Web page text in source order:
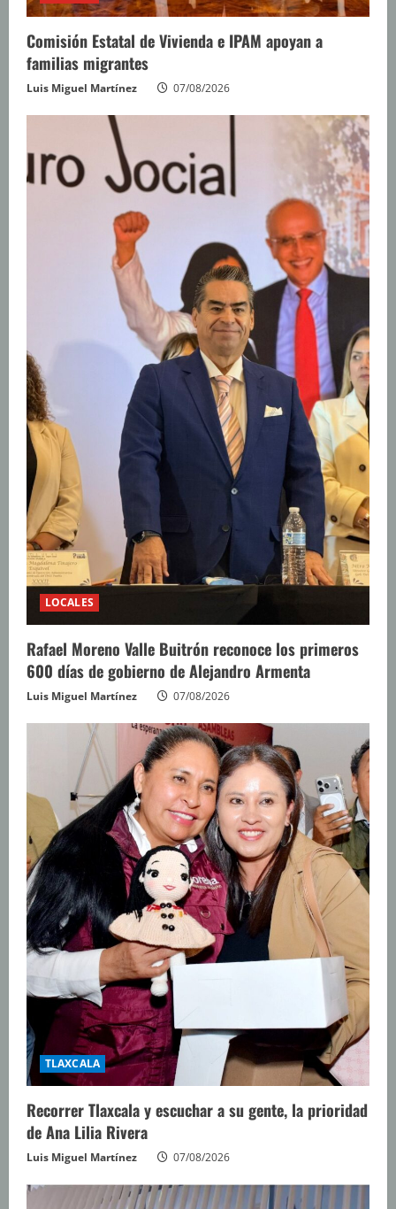
Comisión Estatal de Vivienda e IPAM apoyan a
familias migrantes
Luis Miguel Martínez 07/08/2026
LOCALES
Rafael Moreno Valle Buitrón reconoce los primeros
600 días de gobierno de Alejandro Armenta
Luis Miguel Martínez 07/08/2026
TLAXCALA
Recorrer Tlaxcala y escuchar a su gente, la prioridad
de Ana Lilia Rivera
Luis Miguel Martínez 07/08/2026